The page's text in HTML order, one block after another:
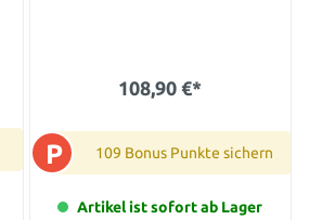
108,90 €*
P 109 Bonus Punkte sichern
Artikel ist sofort ab Lager